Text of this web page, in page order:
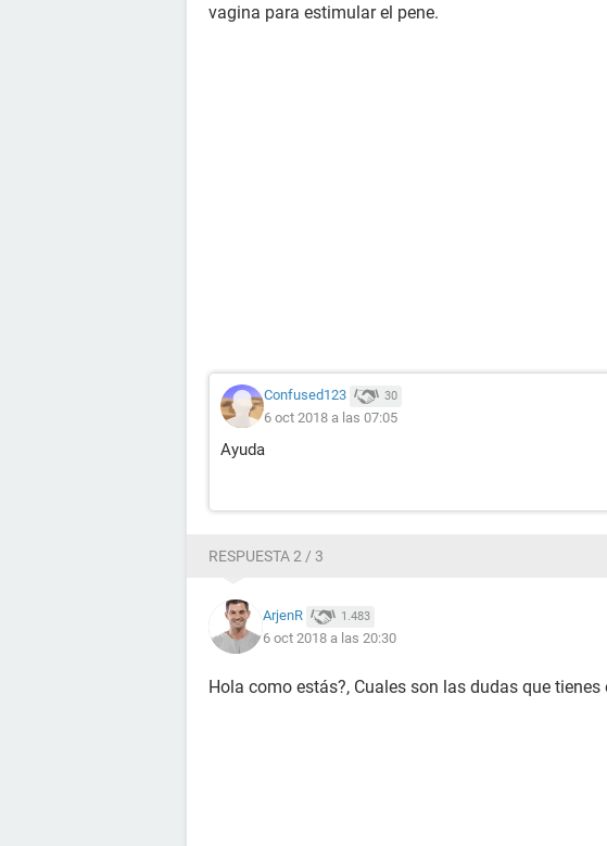
vagina para estimular el pene.
Confused123 30
6 oct 2018 a las 07:05
Ayuda
RESPUESTA 2 / 3
ArjenR 1.483
6 oct 2018 a las 20:30
Hola como estás?, Cuales son las dudas que tienes